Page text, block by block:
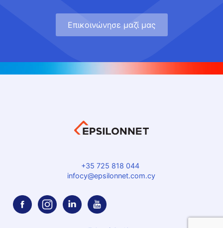
Eπικοινώνησε μαζί μας
+35 725 818 044
infocy@epsilonnet.com.cy